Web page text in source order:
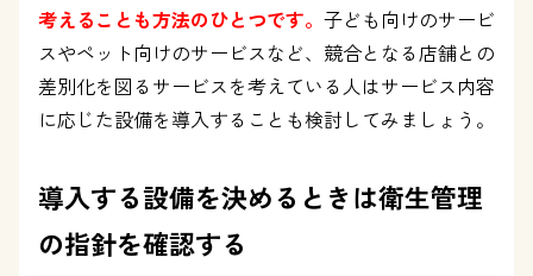
考えることも方法のひとつです。 子ども向けのサービ
スやペット向けのサービスなど、競合となる店舗との
差別化を図るサービスを考えている人はサービス内容
に応じた設備を導入することも検討してみましょう。
導入する設備を決めるときは衛生管理
の指針を確認する